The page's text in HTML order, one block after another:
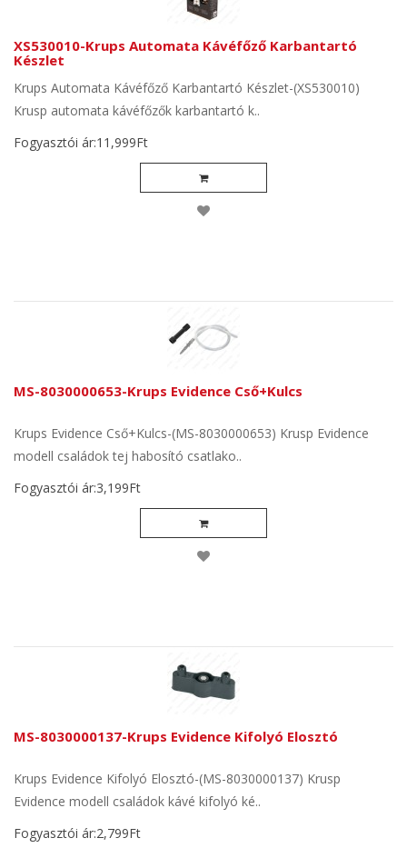
XS530010-Krups Automata Kávéfőző Karbantartó
Készlet
Krups Automata Kávéfőző Karbantartó Készlet-(XS530010)
Krusp automata kávéfőzők karbantartó k..
Fogyasztói ár:11,999Ft
MS-8030000653-Krups Evidence Cső+Kulcs
Krups Evidence Cső+Kulcs-(MS-8030000653) Krusp Evidence
modell családok tej habosító csatlako..
Fogyasztói ár:3,199Ft
MS-8030000137-Krups Evidence Kifolyó Elosztó
Krups Evidence Kifolyó Elosztó-(MS-8030000137) Krusp
Evidence modell családok kávé kifolyó ké..
Fogyasztói ár:2,799Ft